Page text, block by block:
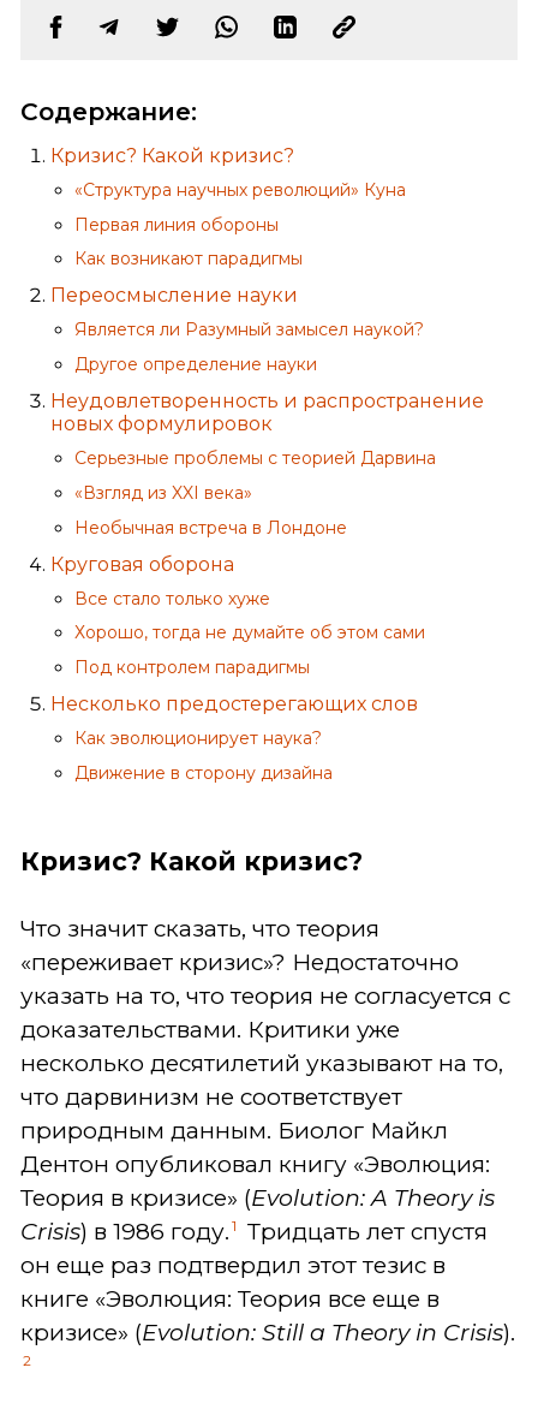
Содержание:
Кризис? Какой кризис?
«Структура научных революций» Куна
Первая линия обороны
Как возникают парадигмы
Переосмысление науки
Является ли Разумный замысел наукой?
Другое определение науки
Неудовлетворенность и распространение
новых формулировок
Серьезные проблемы с теорией Дарвина
«Взгляд из XXI века»
Необычная встреча в Лондоне
Круговая оборона
Все стало только хуже
Хорошо, тогда не думайте об этом сами
Под контролем парадигмы
Несколько предостерегающих слов
Как эволюционирует наука?
Движение в сторону дизайна
Кризис? Какой кризис?
Что значит сказать, что теория
«переживает кризис»? Недостаточно
указать на то, что теория не согласуется с
доказательствами. Критики уже
несколько десятилетий указывают на то,
что дарвинизм не соответствует
природным данным. Биолог Майкл
Дентон опубликовал книгу «Эволюция:
Теория в кризисе» (Evolution: A Theory is
Crisis) в 1986 году. 1
Тридцать лет спустя
он еще раз подтвердил этот тезис в
книге «Эволюция: Теория все еще в
кризисе» (Evolution: Still a Theory in Crisis).
2